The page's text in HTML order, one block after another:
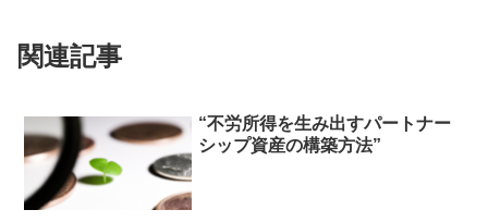
関連記事
“不労所得を生み出すパートナー
シップ資産の構築方法”